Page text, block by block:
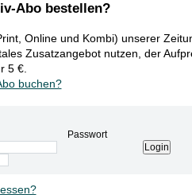
Abo bestellen?
Online und Kombi) unserer
Zusatzangebot nutzen, der
5 €.
buchen?
Passwort